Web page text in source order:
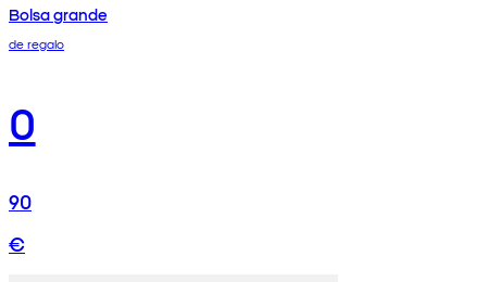
Bolsa grande
de regalo
0
90
€